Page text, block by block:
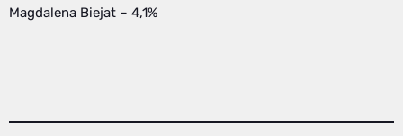
Magdalena Biejat – 4,1%